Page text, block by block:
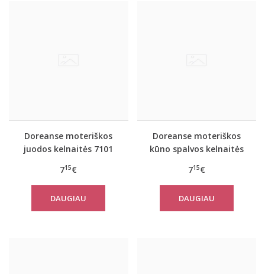
Doreanse moteriškos
juodos kelnaitės 7101
715€
DAUGIAU
Doreanse moteriškos
kūno spalvos kelnaitės
715€
DAUGIAU